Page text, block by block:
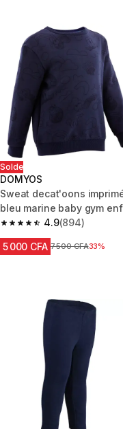
Solde
DOMYOS
Sweat decat'oons
bleu marine baby gym
4.9
4.9 out of 5 stars from
(894)
5 000 CFA Prix avant réduction
7 500 CFA33%